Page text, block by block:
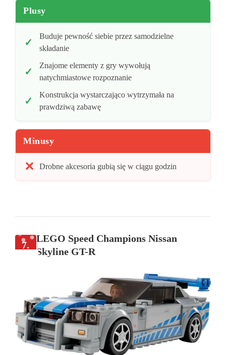
Plusy
Buduje pewność siebie przez samodzielne
składanie
Znajome elementy z gry wywołują
natychmiastowe rozpoznanie
Konstrukcja wystarczająco wytrzymała na
prawdziwą zabawę
Minusy
Drobne akcesoria gubią się w ciągu godzin
7.
LEGO Speed Champions Nissan
Skyline GT-R